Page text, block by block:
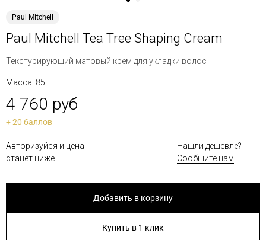
Paul Mitchell
Paul Mitchell Tea Tree Shaping Cream
Текстурирующий матовый крем для укладки волос
Масса: 85 г
4 760 руб
+ 20 баллов
Авторизуйся и цена
станет ниже
Нашли дешевле?
Сообщите нам
Добавить в корзину
Купить в 1 клик